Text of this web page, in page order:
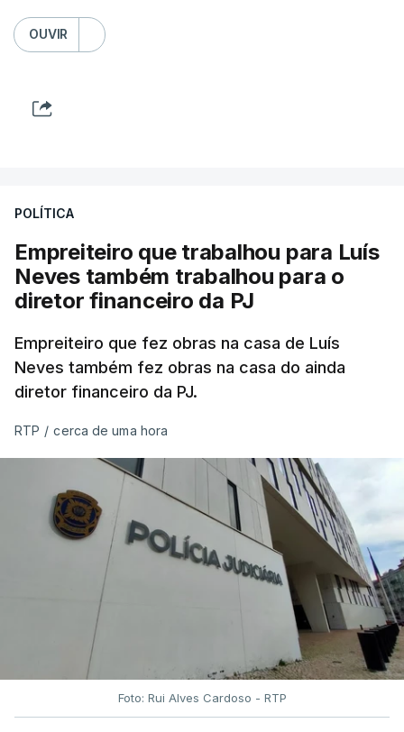
OUVIR
POLÍTICA
Empreiteiro que trabalhou para Luís
Neves também trabalhou para o
diretor financeiro da PJ
Empreiteiro que fez obras na casa de Luís
Neves também fez obras na casa do ainda
diretor financeiro da PJ.
RTP / cerca de uma hora
Foto: Rui Alves Cardoso - RTP